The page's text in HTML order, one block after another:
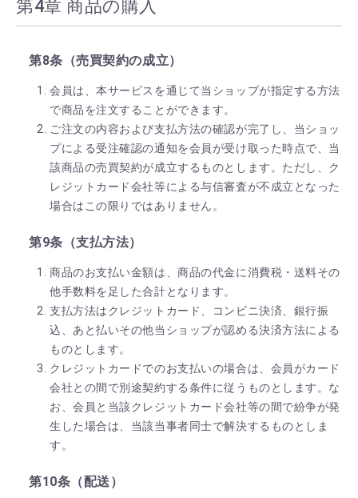
第4章 商品の購入
第8条（売買契約の成立）
会員は、本サービスを通じて当ショップが指定する方法
で商品を注文することができます。
ご注文の内容および支払方法の確認が完了し、当ショッ
プによる受注確認の通知を会員が受け取った時点で、当
該商品の売買契約が成立するものとします。ただし、ク
レジットカード会社等による与信審査が不成立となった
場合はこの限りではありません。
第9条（支払方法）
商品のお支払い金額は、商品の代金に消費税・送料その
他手数料を足した合計となります。
支払方法はクレジットカード、コンビニ決済、銀行振
込、あと払いその他当ショップが認める決済方法による
ものとします。
クレジットカードでのお支払いの場合は、会員がカード
会社との間で別途契約する条件に従うものとします。な
お、会員と当該クレジットカード会社等の間で紛争が発
生した場合は、当該当事者同士で解決するものとしま
す。
第10条（配送）